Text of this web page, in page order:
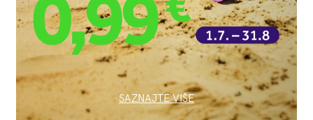
SAZNAJTE VIŠE